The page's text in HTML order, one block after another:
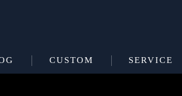
CUSTOM SERVICE